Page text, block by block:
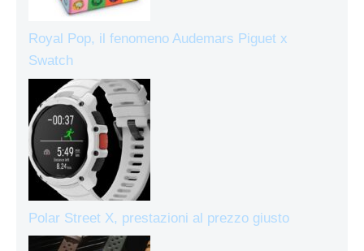
Royal Pop, il fenomeno Audemars Piguet x
Swatch
Polar Street X, prestazioni al prezzo giusto